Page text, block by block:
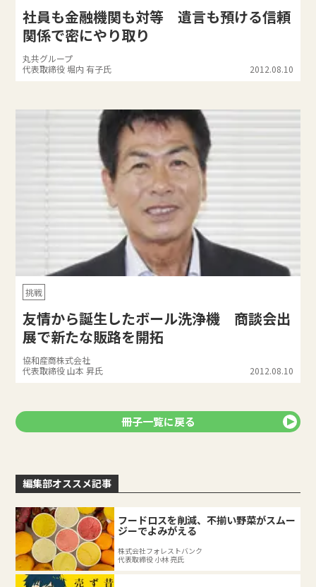
社員も金融機関も対等 遺言も預ける信頼
関係で密にやり取り
丸共グループ
代表取締役 堀内 有子氏
2012.08.10
挑戦
友情から誕生したボール洗浄機 商談会出
展で新たな販路を開拓
協和産商株式会社
代表取締役 山本 昇氏
2012.08.10
冊子一覧に戻る
編集部オススメ記事
フードロスを削減、不揃い野菜がスムー
ジーでよみがえる
株式会社フォレストバンク
代表取締役 小林 亮氏